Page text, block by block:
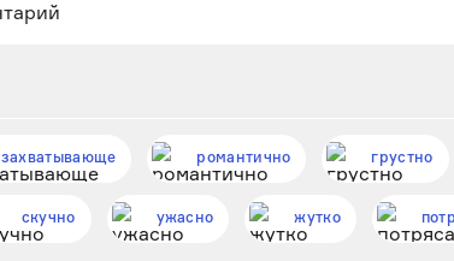
захватывающе романтично грустно
скучно ужасно жутко